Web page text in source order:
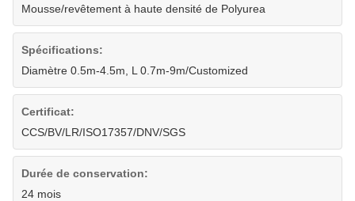
Mousse/revêtement à haute densité de Polyurea
Spécifications:
Diamètre 0.5m-4.5m, L 0.7m-9m/Customized
Certificat:
CCS/BV/LR/ISO17357/DNV/SGS
Durée de conservation:
24 mois